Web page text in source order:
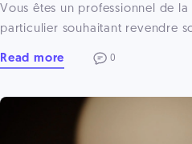
Vous êtes un professionnel de
particulier souhaitant revendre
Read more 0